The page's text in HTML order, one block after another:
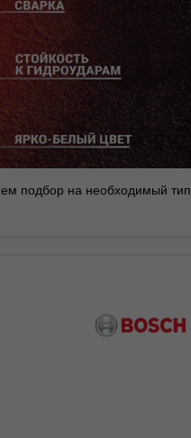
подбор на необходимый тип